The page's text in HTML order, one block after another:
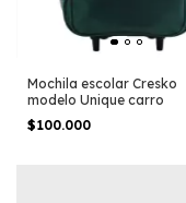
Mochila escolar Cresko
modelo Unique carro
$100.000